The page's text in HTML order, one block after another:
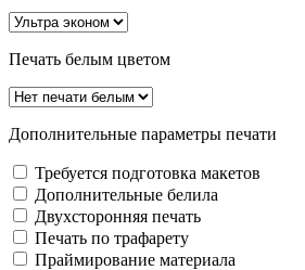
Печать белым цветом
Дополнительные параметры печати
Требуется подготовка макетов
Дополнительные белила
Двуxсторонняя печать
Печать по трафарету
Праймирование материала